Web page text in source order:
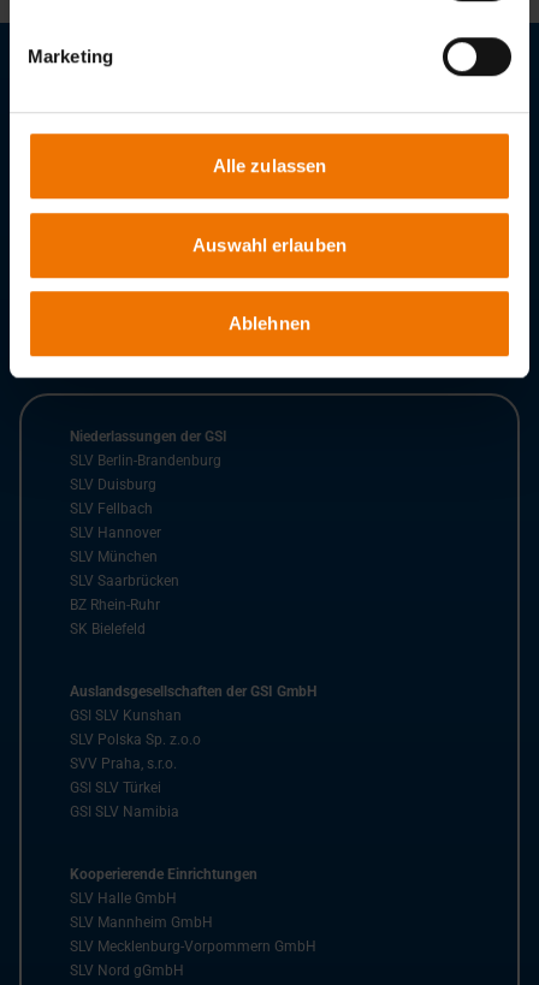
Marketing
Alle zulassen
Auswahl erlauben
Ablehnen
Downloads
GSI - Gesellschaft für Schweißtechnik International mbH
Tel.:+49 203 3781-0
Niederlassungen der GSI
SLV Berlin-Brandenburg
SLV Duisburg
SLV Fellbach
SLV Hannover
SLV München
SLV Saarbrücken
BZ Rhein-Ruhr
SK Bielefeld
Auslandsgesellschaften der GSI GmbH
GSI SLV Kunshan
SLV Polska Sp. z.o.o
SVV Praha, s.r.o.
GSI SLV Türkei
GSI SLV Namibia
Kooperierende Einrichtungen
SLV Halle GmbH
SLV Mannheim GmbH
SLV Mecklenburg-Vorpommern GmbH
SLV Nord gGmbH